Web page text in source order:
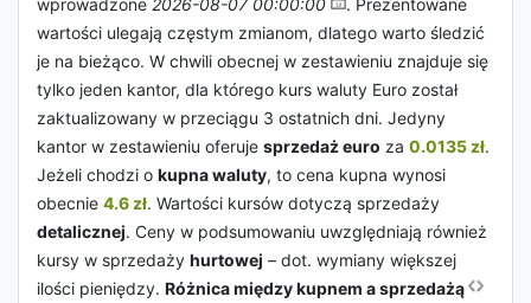
wprowadzone 2026-08-07 00:00:00
. Prezentowane
wartości ulegają częstym zmianom, dlatego warto śledzić
je na bieżąco. W chwili obecnej w zestawieniu znajduje się
tylko jeden kantor, dla którego kurs waluty Euro został
zaktualizowany w przeciągu 3 ostatnich dni. Jedyny
kantor w zestawieniu oferuje sprzedaż euro za 0.0135 zł.
Jeżeli chodzi o kupna waluty, to cena kupna wynosi
obecnie 4.6 zł. Wartości kursów dotyczą sprzedaży
detalicznej. Ceny w podsumowaniu uwzględniają również
kursy w sprzedaży hurtowej – dot. wymiany większej
ilości pieniędzy. Różnica między kupnem a sprzedażą